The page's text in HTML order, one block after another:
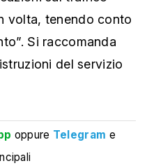
volta, tenendo conto
Si raccomanda
del servizio
oppure Telegram e